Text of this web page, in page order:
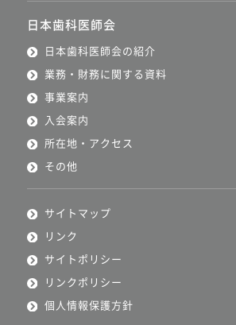
日本歯科医師会
日本歯科医師会の紹介
業務・財務に関する資料
事業案内
入会案内
所在地・アクセス
その他
サイトマップ
リンク
サイトポリシー
リンクポリシー
個人情報保護方針